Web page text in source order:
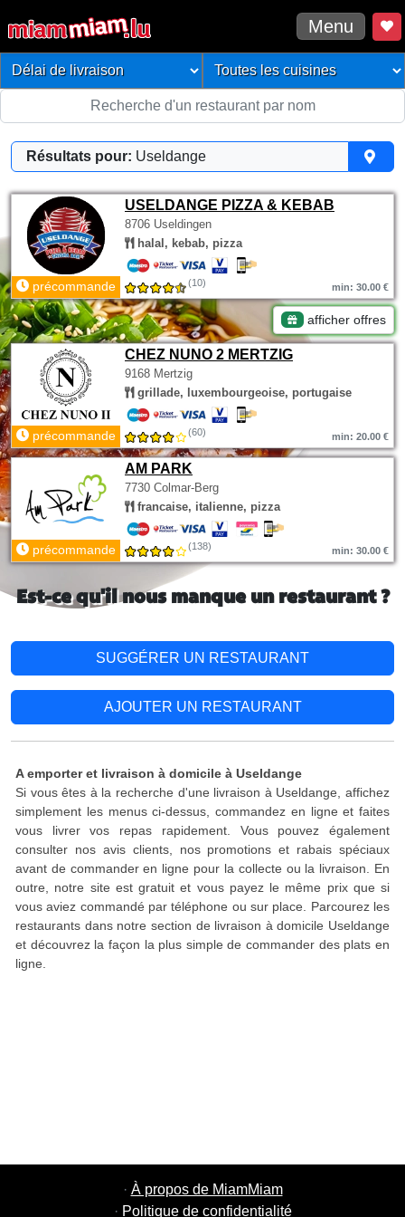
Menu
Résultats pour: Useldange
USELDANGE PIZZA & KEBAB
8706 Useldingen
halal, kebab, pizza
précommande (10) min: 30.00 €
afficher offres
CHEZ NUNO 2 MERTZIG
9168 Mertzig
grillade, luxembourgeoise, portugaise
précommande (60) min: 20.00 €
AM PARK
7730 Colmar-Berg
francaise, italienne, pizza
précommande (138) min: 30.00 €
Est-ce qu'il nous manque un restaurant ?
SUGGÉRER UN RESTAURANT
AJOUTER UN RESTAURANT
A emporter et livraison à domicile à Useldange
Si vous êtes à la recherche d'une livraison à Useldange, affichez
simplement les menus ci-dessus, commandez en ligne et faites
vous livrer vos repas rapidement. Vous pouvez également
consulter nos avis clients, nos promotions et rabais spéciaux
avant de commander en ligne pour la collecte ou la livraison. En
outre, notre site est gratuit et vous payez le même prix que si
vous aviez commandé par téléphone ou sur place. Parcourez les
restaurants dans notre section de livraison à domicile Useldange
et découvrez la façon la plus simple de commander des plats en
ligne.
· À propos de MiamMiam
· Politique de confidentialité